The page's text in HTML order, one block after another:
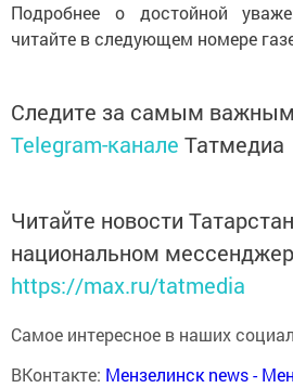
Подробнее о достойной
читайте в следующем номере
Следите за самым
Telegram-канале Татмедиа
Читайте новости
национальном
https://max.ru/tatmedia
Самое интересное в наших
ВКонтакте: Мензелинск news -